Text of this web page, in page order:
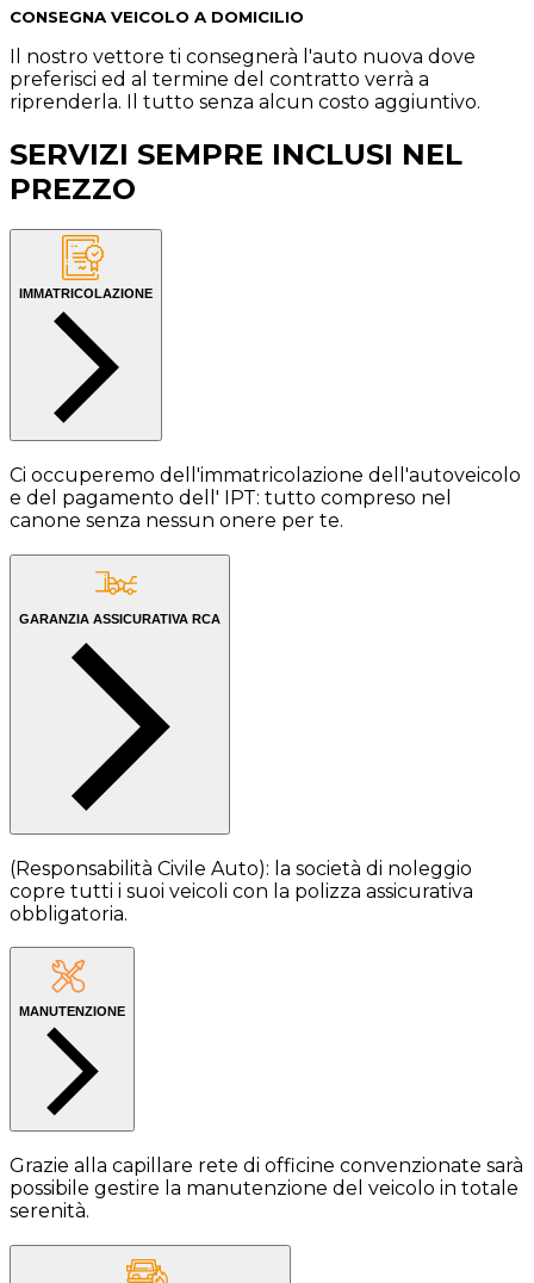
CONSEGNA VEICOLO A DOMICILIO
Il nostro vettore ti consegnerà l'auto nuova dove
preferisci ed al termine del contratto verrà a
riprenderla. Il tutto senza alcun costo aggiuntivo.
SERVIZI SEMPRE INCLUSI NEL
PREZZO
IMMATRICOLAZIONE
Ci occuperemo dell'immatricolazione dell'autoveicolo
e del pagamento dell' IPT: tutto compreso nel
canone senza nessun onere per te.
GARANZIA ASSICURATIVA RCA
(Responsabilità Civile Auto): la società di noleggio
copre tutti i suoi veicoli con la polizza assicurativa
obbligatoria.
MANUTENZIONE
Grazie alla capillare rete di officine convenzionate sarà
possibile gestire la manutenzione del veicolo in totale
serenità.